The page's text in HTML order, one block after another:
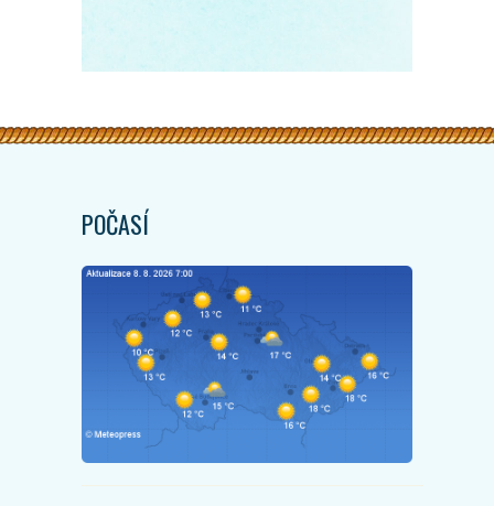
POČASÍ